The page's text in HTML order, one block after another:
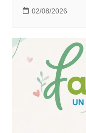
02/08/2026